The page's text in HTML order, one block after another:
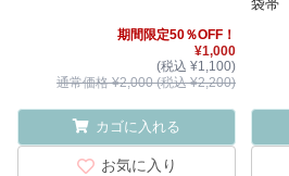
期間限定50％OFF！
¥1,000
(税込 ¥1,100)
通常価格 ¥2,000 (税込 ¥2,200)
カゴに入れる
お気に入り
袋帯